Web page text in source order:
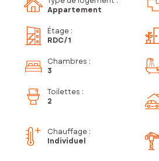
Appartement
Étage :
RDC/1
Chambres :
3
Toilettes :
2
Chauffage :
Individuel